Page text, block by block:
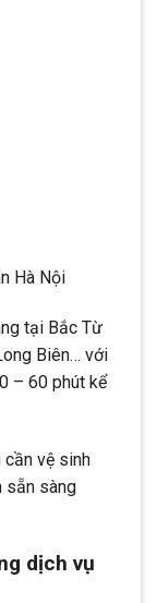
Hà Nội
tại Bắc Từ
Biên… với
– 60 phút kể
cần vệ sinh
sẵn sàng
dịch vụ